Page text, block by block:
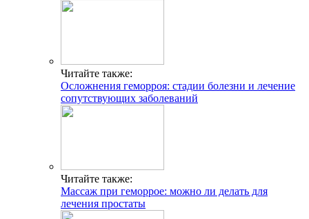
Читайте также:
Осложнения геморроя: стадии болезни и лечение
сопутствующих заболеваний
Читайте также:
Массаж при геморрое: можно ли делать для
лечения простаты